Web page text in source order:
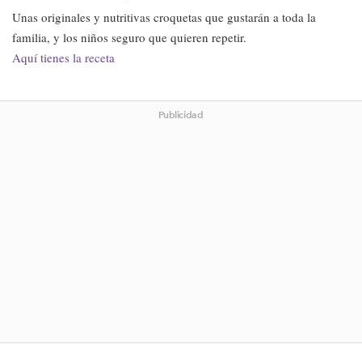
Unas originales y nutritivas croquetas que gustarán a toda la
familia, y los niños seguro que quieren repetir.
Aquí tienes la receta
Publicidad